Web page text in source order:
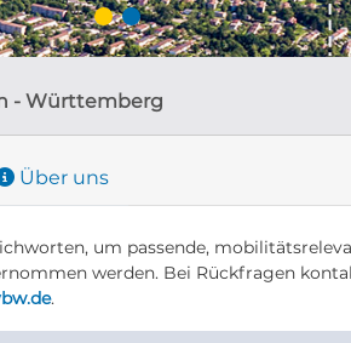
- Württemberg
Über uns
um passende,
werden. Bei Rückfragen
.